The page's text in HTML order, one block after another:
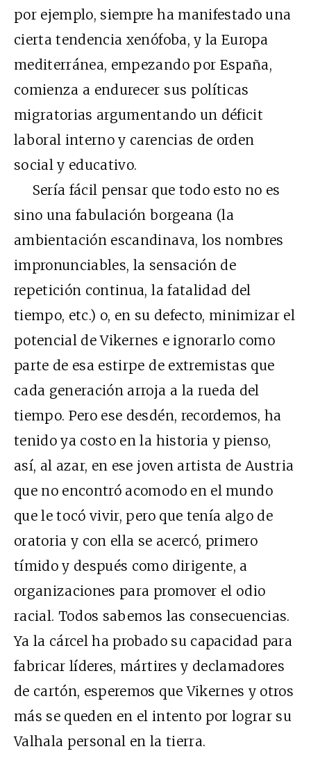
por ejemplo, siempre ha manifestado una
cierta tendencia xenófoba, y la Europa
mediterránea, empezando por España,
comienza a endurecer sus políticas
migratorias argumentando un déficit
laboral interno y carencias de orden
social y educativo.
Sería fácil pensar que todo esto no es
sino una fabulación borgeana (la
ambientación escandinava, los nombres
impronunciables, la sensación de
repetición continua, la fatalidad del
tiempo, etc.) o, en su defecto, minimizar el
potencial de Vikernes e ignorarlo como
parte de esa estirpe de extremistas que
cada generación arroja a la rueda del
tiempo. Pero ese desdén, recordemos, ha
tenido ya costo en la historia y pienso,
así, al azar, en ese joven artista de Austria
que no encontró acomodo en el mundo
que le tocó vivir, pero que tenía algo de
oratoria y con ella se acercó, primero
tímido y después como dirigente, a
organizaciones para promover el odio
racial. Todos sabemos las consecuencias.
Ya la cárcel ha probado su capacidad para
fabricar líderes, mártires y declamadores
de cartón, esperemos que Vikernes y otros
más se queden en el intento por lograr su
Valhala personal en la tierra.